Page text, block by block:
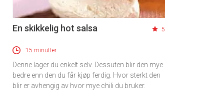
En skikkelig hot salsa 5
15 minutter
Denne lager du enkelt selv. Dessuten blir den mye
bedre enn den du får kjøp ferdig. Hvor sterkt den
blir er avhengig av hvor mye chili du bruker.